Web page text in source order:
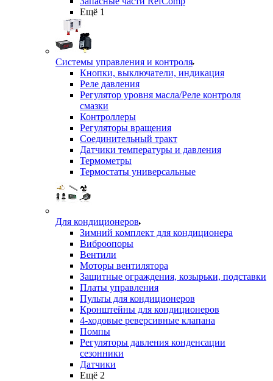
Ещё 1
Системы управления и контроля
Кнопки, выключатели, индикация
Реле давления
Регулятор уровня масла/Реле контроля
смазки
Контроллеры
Регуляторы вращения
Соединительный тракт
Датчики температуры и давления
Термометры
Термостаты универсальные
Для кондиционеров
Зимний комплект для кондиционера
Виброопоры
Вентили
Моторы вентилятора
Защитные ограждения, козырьки, подставки
Платы управления
Пульты для кондиционеров
Кронштейны для кондиционеров
4-ходовые реверсивные клапана
Помпы
Регуляторы давления конденсации
сезонники
Датчики
Ещё 2